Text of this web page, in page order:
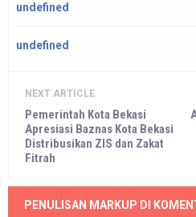
undefined
undefined
NEXT ARTICLE
Pemerintah Kota Bekasi
Apresiasi Baznas Kota Bekasi
Distribusikan ZIS dan Zakat
Fitrah
PENULISAN MARKUP DI